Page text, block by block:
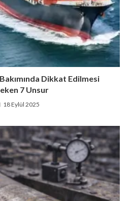
Dikkat Edilmesi
7 Unsur
18 Eylül 2025